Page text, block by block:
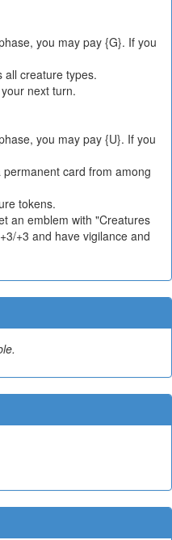
you may pay {G}. If you
all creature types.
next turn.
you may pay {U}. If you
card from among
tokens.
an emblem with "Creatures
+3 and have vigilance and